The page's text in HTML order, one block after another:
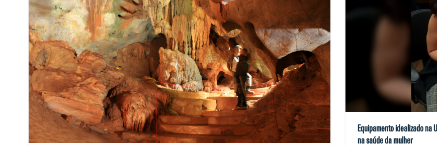
Equipamento idealizado
na saúde da mulher